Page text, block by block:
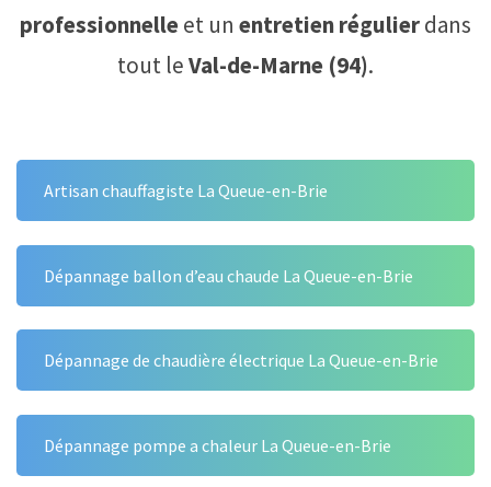
professionnelleet un entretien régulierdans
tout leVal-de-Marne (94).
Artisan chauffagiste La Queue-en-Brie
Dépannage ballon d’eau chaude La Queue-en-Brie
Dépannage de chaudière électrique La Queue-en-Brie
Dépannage pompe a chaleur La Queue-en-Brie